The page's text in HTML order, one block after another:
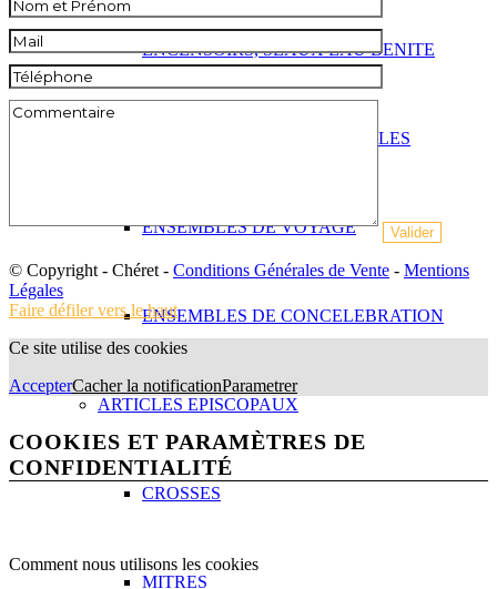
ENCENSOIRS, SEAUX EAU BENITE
BURETTES, AIGUIERES, HUILES
ENSEMBLES DE VOYAGE
ENSEMBLES DE CONCELEBRATION
ARTICLES EPISCOPAUX
CROSSES
MITRES
© Copyright - Chéret - Conditions Générales de Vente - Mentions
Légales
Faire défiler vers le haut
Ce site utilise des cookies
AccepterCacher la notificationParametrer
COOKIES ET PARAMÈTRES DE
CONFIDENTIALITÉ
Comment nous utilisons les cookies